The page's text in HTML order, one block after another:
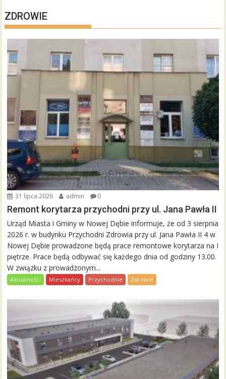
ZDROWIE
31 lipca 2026 admin 0
Remont korytarza przychodni przy ul. Jana Pawła II
Urząd Miasta i Gminy w Nowej Dębie informuje, że od 3 sierpnia
2026 r. w budynku Przychodni Zdrowia przy ul. Jana Pawła II 4 w
Nowej Dębie prowadzone będą prace remontowe korytarza na I
piętrze. Prace będą odbywać się każdego dnia od godziny 13.00.
W związku z prowadzonym...
Aktualności Mieszkańcy Przychodnie Zdrowie